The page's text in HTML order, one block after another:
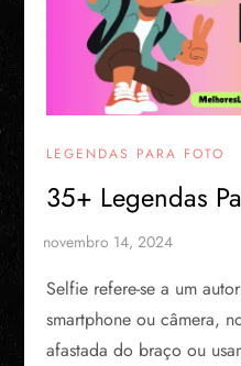
LEGENDAS PARA FOTO
35+ Legendas
Selfie refere-se a um
smartphone ou câmera,
afastada do braço ou